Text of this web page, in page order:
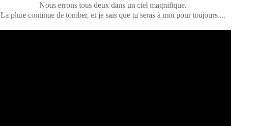
Nous errons tous deux dans un ciel magnifique.
La pluie continue de tomber, et je sais que tu seras à moi pour toujours ...